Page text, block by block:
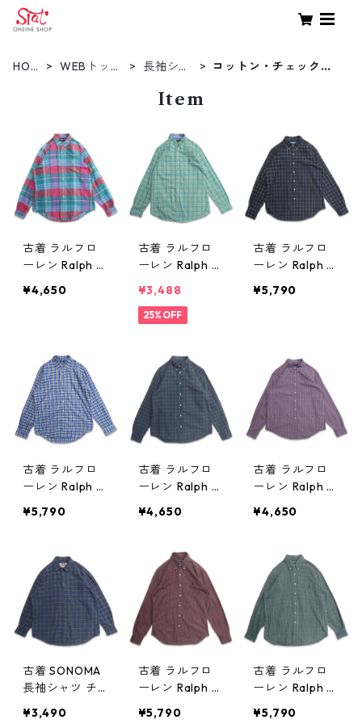
HOM
WEBトップ
長袖シャ
コットン・チェックシ
Item
古着 ラルフロ
ーレン Ralph L
ウンシャツ 長
gd409785n
w60617
¥4,650
古着 ラルフロ
ーレン Ralph L
ウンシャツ 長
袖シャツ チェ
0611
¥3,488
25%OFF
古着 ラルフロ
ーレン Ralph L
ウンシャツ 長
0523
¥5,790
古着 ラルフロ
ーレン Ralph L
ウンシャツ 長
ック 表記：L
gd409506n w
60523
¥5,790
古着 ラルフロ
ーレン Ralph L
ウンシャツ 長
ック 表記：XL
（18-20） gd
409505n w60
523
¥4,650
古着 ラルフロ
ーレン Ralph L
ウンシャツ 長
ック 表記：XL
gd409293n
w60504
¥4,650
古着 SONOMA
長袖シャツ チ
¥3,490
古着 ラルフロ
ーレン Ralph L
¥5,790
古着 ラルフロ
ーレン Ralph L
¥5,790